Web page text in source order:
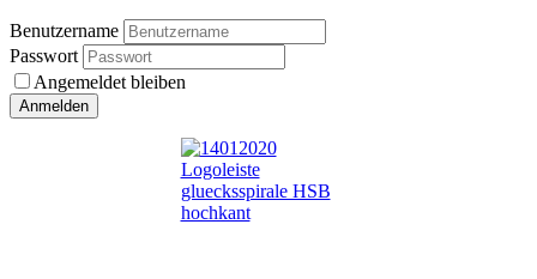
Benutzername
Passwort
Angemeldet bleiben